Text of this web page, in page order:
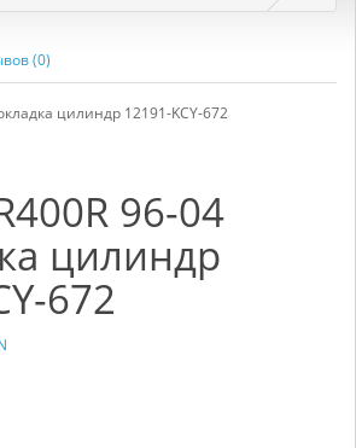
(0)
цилиндр 12191-KCY-672
96-04
цилиндр
672